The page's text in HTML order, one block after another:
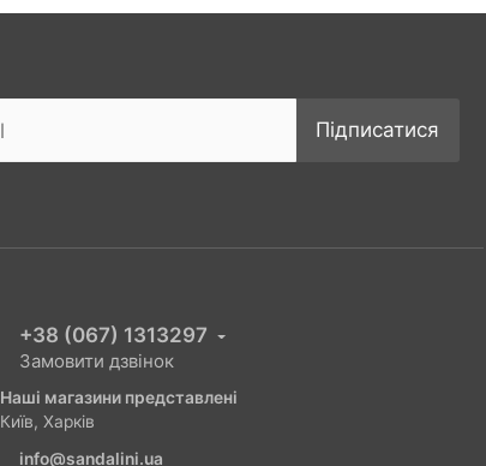
Підписатися
+38 (067) 1313297
Замовити дзвінок
Наші магазини представлені
Київ, Харків
info@sandalini.ua